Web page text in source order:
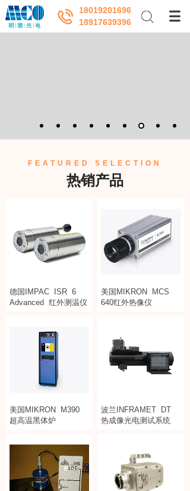
18917639396
18019201696
FEATURED SELECTION
德国IMPAC ISR 6
Advanced 红外测温仪
美国MIKRON
MCS
640红外热像仪
美国MIKRON
M390
超高温黑体炉
波兰INFRAMET
DT
热成像光电测试系统
热销产品